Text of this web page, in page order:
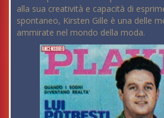
alla sua creatività e capacità di
spontaneo, Kirsten Gille è una delle
ammirate nel mondo della moda.